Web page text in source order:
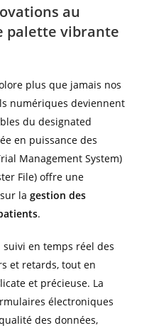
au
palette vibrante
plus que jamais nos
numériques deviennent
du designated
en puissance des
Management System)
File) offre une
la gestion des
.
en temps réel des
et retards, tout en
et précieuse. La
électroniques
des données,